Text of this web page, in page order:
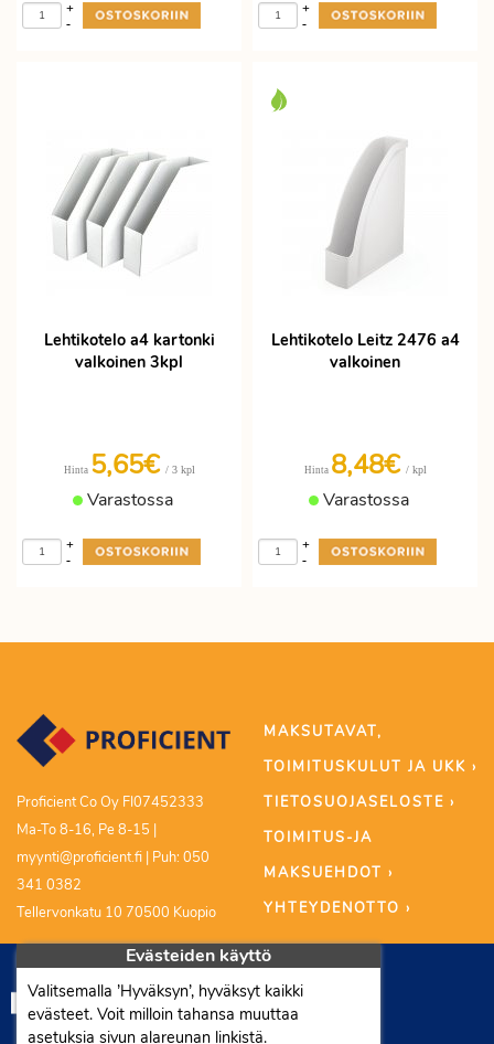
-
+
-
+
Lehtikotelo a4 kartonki
valkoinen 3kpl
Hinta 5,65€ / 3 kpl
Varastossa
-
+
Lehtikotelo Leitz 2476 a4
valkoinen
Hinta 8,48€ / kpl
Varastossa
-
+
Proficient Co Oy FI07452333
Ma-To 8-16, Pe 8-15 |
myynti@proficient.fi | Puh: 050
341 0382
Tellervonkatu 10 70500 Kuopio
MAKSUTAVAT,
TOIMITUSKULUT JA UKK ›
TIETOSUOJASELOSTE ›
TOIMITUS-JA
MAKSUEHDOT ›
YHTEYDENOTTO ›
Evästeiden käyttö
Valitsemalla ’Hyväksyn’, hyväksyt kaikki
evästeet. Voit milloin tahansa muuttaa
asetuksia sivun alareunan linkistä.